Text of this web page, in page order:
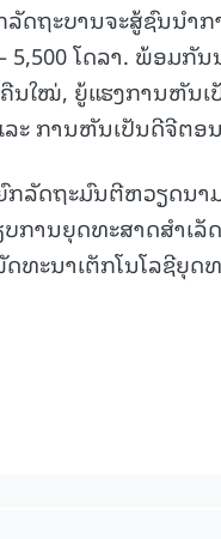
ຖະບານຈະສູ້ຊົນນຳກາ
5,500 ໂດລາ. ພ້ອມ
ນໃໝ່, ຍູ້ແຮງການຫັນ
ລະ ການຫັນເປັນດີຈີຕ
ລັດຖະມົນຕີຫວຽດນາ
ການຍຸດທະສາດສຳເ
ະນາເຕັກໂນໂລຊີຍຸດ
15.037(04-08-2026)